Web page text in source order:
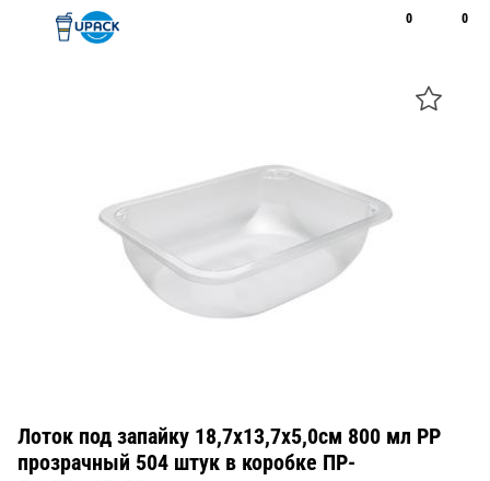
0 0
Лоток под запайку 18,7х13,7х5,0см 800 мл PP
прозрачный 504 штук в коробке ПР-